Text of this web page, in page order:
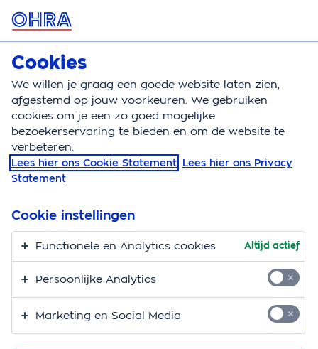
MENU
Woonverzekeringen
Woonverzekeringen Blog De 3 grootste
Cookies
We willen je graag een goede website laten zien,
afgestemd op jouw voorkeuren. We gebruiken
cookies om je een zo goed mogelijke
bezoekerservaring te bieden en om de website te
verbeteren.
Lees hier ons Cookie Statement Lees hier ons Privacy
Statement
Cookie instellingen
Functionele en Analytics cookies Altijd actief
Persoonlijke Analytics
Marketing en Social Media